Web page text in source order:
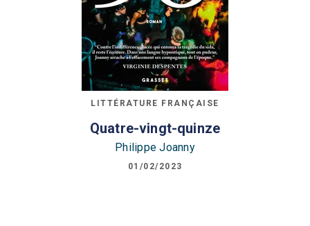
LITTÉRATURE FRANÇAISE
Quatre-vingt-quinze
Philippe Joanny
01/02/2023